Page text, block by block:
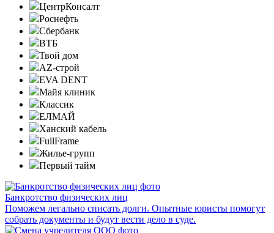
ЦентрКонсалт
Роснефть
Сбербанк
ВТБ
Твой дом
AZ-строй
EVA DENT
Майя клиник
Классик
ЕЛМАЙ
Ханский кабель
FullFrame
Жилье-групп
Первый тайм
Банкротство физических лиц
Поможем легально списать долги. Опытные юристы помогут
собрать документы и будут вести дело в суде.